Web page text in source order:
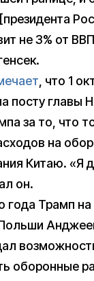
не 3% от
, что 1
посту главы
за то, что
на
Китаю. «Я
он.
года Трамп на
оборонные